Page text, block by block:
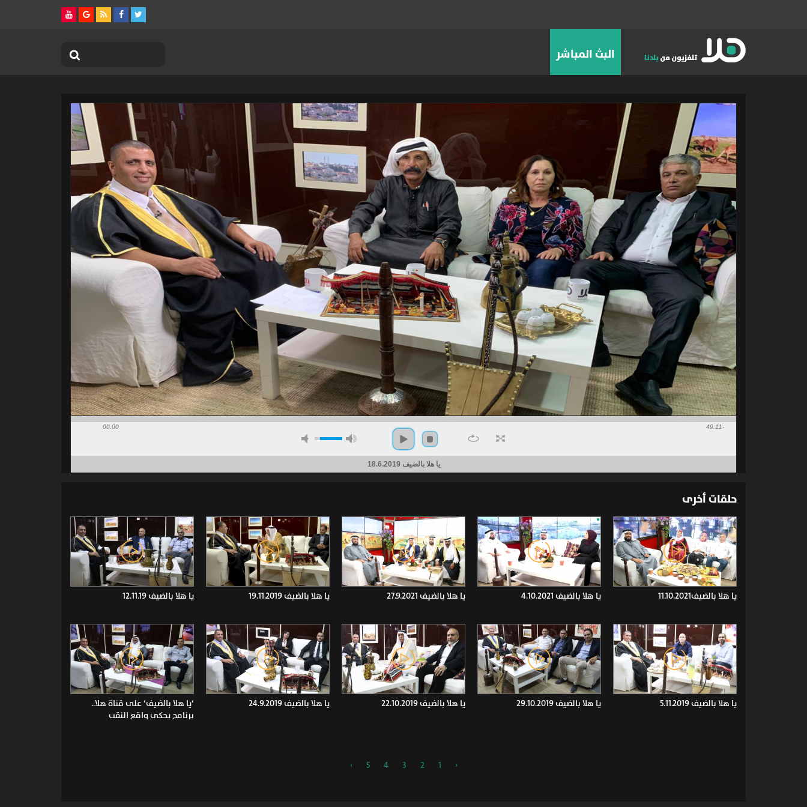
البث المباشر
00:00 -49:11
يا هلا بالضيف 18.6.2019
حلقات أخرى
يا هلا بالضيف11.10.2021 يا هلا بالضيف 4.10.2021 يا هلا بالضيف 27.9.2021 يا هلا بالضيف 19.11.2019 يا هلا بالضيف 12.11.19
يا هلا بالضيف 5.11.2019 يا هلا بالضيف 29.10.2019 يا هلا بالضيف 22.10.2019 يا هلا بالضيف 24.9.2019
‘يا هلا بالضيف‘ على قناة هلا..
برنامج يحكي واقع النقب
‹
1
2
3
4
5
›